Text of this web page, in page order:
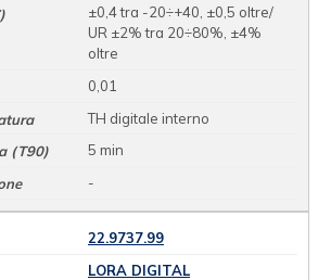
±0,4 tra -20÷+40, ±0,5 oltre/
UR ±2% tra 20÷80%, ±4%
oltre
0,01
TH digitale interno
5 min
-
22.9737.99
LORA DIGITAL